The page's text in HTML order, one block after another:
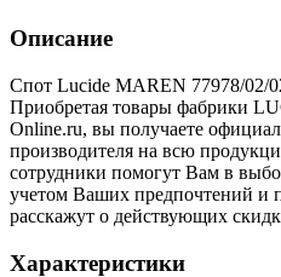
Описание
Спот Lucide MAREN 77978/02/
Приобретая товары фабрики
Online.ru, вы получаете
производителя на всю
сотрудники помогут Вам в
учетом Ваших предпочтений и
расскажут о действующих
Характеристики